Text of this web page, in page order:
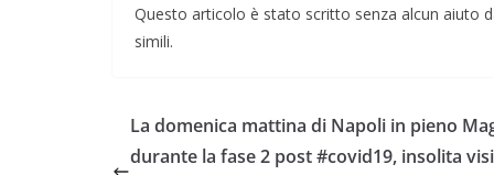
Questo articolo è stato scritto senza alcun aiuto
simili.
La domenica mattina di Napoli in pieno
durante la fase 2 post #covid19, insolita